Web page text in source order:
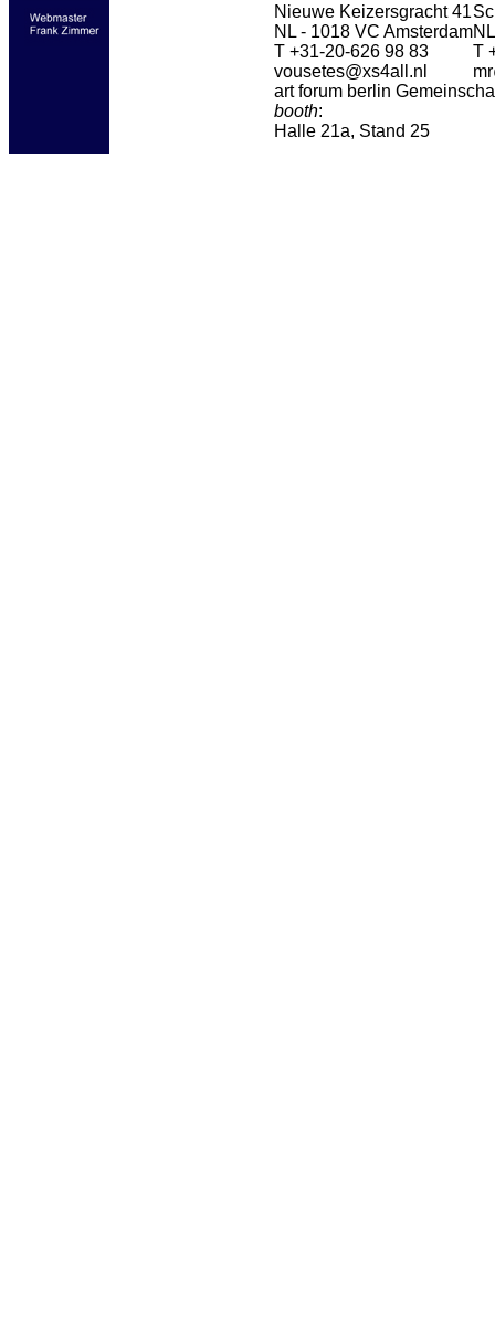
Nieuwe Keizersgracht 41
NL - 1018 VC Amsterdam
T +31-20-626 98 83
vousetes@xs4all.nl
T
art forum berlin
booth:
Halle 21a, Stand 25